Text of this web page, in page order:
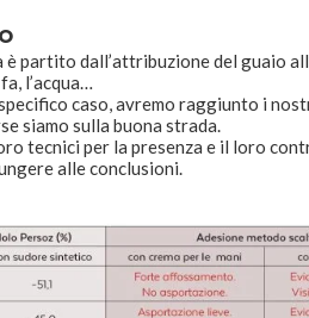
è partito dall’attribuzione del guaio
l’acqua…
caso, avremo raggiunto i
siamo sulla buona strada.
tecnici per la presenza e il loro
alle conclusioni.